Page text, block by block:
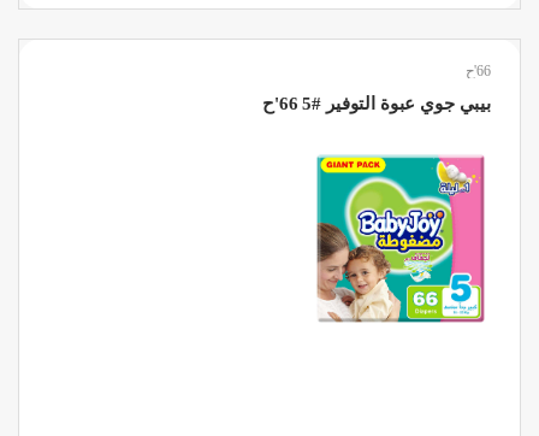
66'ح
بيبي جوي عبوة التوفير #5 66'ح